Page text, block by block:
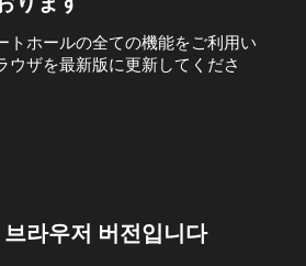
トホールの全ての機能をご利用い
ウザを最新版に更新してくださ
라우저 버전입니다